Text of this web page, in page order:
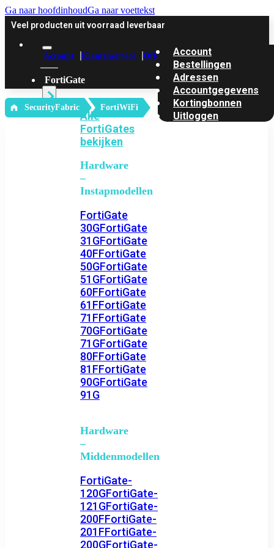
Ga naar hoofdinhoudGa naar voettekst
Veel producten uit voorraad leverbaar
Account Klantenservice Offerte
FortiGate
Alle
FortiGates
bekijken
Hardware
–
Instapmodellen
FortiGate
30GFortiGate
31GFortiGate
40FFortiGate
50GFortiGate
51GFortiGate
60FFortiGate
61FFortiGate
71FFortiGate
70GFortiGate
71GFortiGate
80FFortiGate
81FFortiGate
90GFortiGate
91G
Hardware
–
Middenmodellen
FortiGate-
120GFortiGate-
121GFortiGate-
200FFortiGate-
201FFortiGate-
200GFortiGate-
Account
Bestellingen
Adressen
Accountgegevens
Kortingbonnen
Uitloggen
‎ SecurityFabric FortiWiFi